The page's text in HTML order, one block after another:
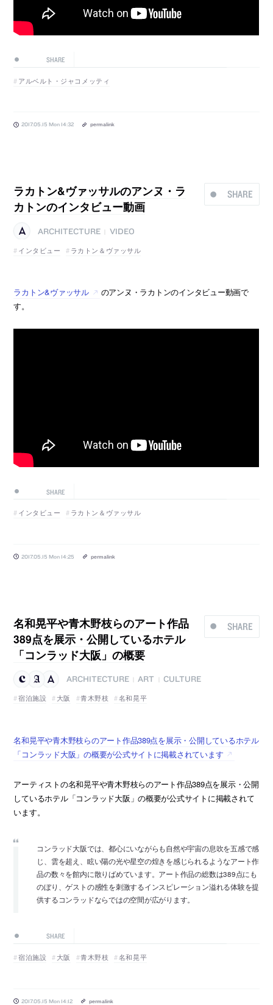
SHARE
アルベルト・ジャコメッティ
2017.05.15 Mon 14:32 permalink
SHARE
ラカトン&ヴァッサルのアンヌ・ラ
カトンのインタビュー動画
ARCHITECTURE
VIDEO
インタビュー
ラカトン＆ヴァッサル
ラカトン&ヴァッサル
のアンヌ・ラカトンのインタビュー動画で
す。
SHARE
インタビュー ラカトン＆ヴァッサル
2017.05.15 Mon 14:25 permalink
SHARE
名和晃平や青木野枝らのアート作品
389点を展示・公開しているホテル
「コンラッド大阪」の概要
ARCHITECTURE ART
CULTURE
宿泊施設
大阪 青木野枝 名和晃平
名和晃平や青木野枝らのアート作品389点を展示・公開しているホテル
「コンラッド大阪」の概要が公式サイトに掲載されています
アーティストの名和晃平や青木野枝らのアート作品389点を展示・公開
しているホテル「コンラッド大阪」の概要が公式サイトに掲載されて
います。
コンラッド大阪では、都心にいながらも自然や宇宙の息吹を五感で感
じ、雲を超え、眩い陽の光や星空の煌きを感じられるようなアート作
品の数々を館内に散りばめています。アート作品の総数は389点にも
のぼり、ゲストの感性を刺激するインスピレーション溢れる体験を提
供するコンラッドならではの空間が広がります。
SHARE
宿泊施設 大阪 青木野枝 名和晃平
2017.05.15 Mon 14:12 permalink